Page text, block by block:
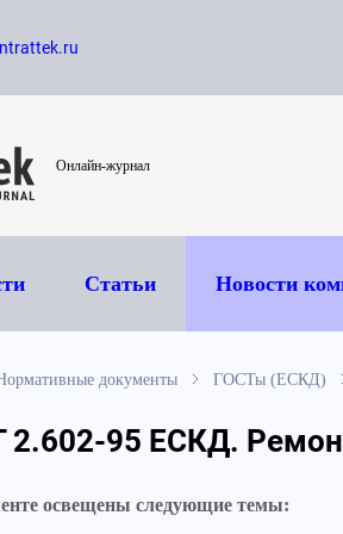
Онлайн-журнал
Статьи Новости
документы ГОСТы (ЕСКД)
2.602-95 ЕСКД.
освещены следующие темы: